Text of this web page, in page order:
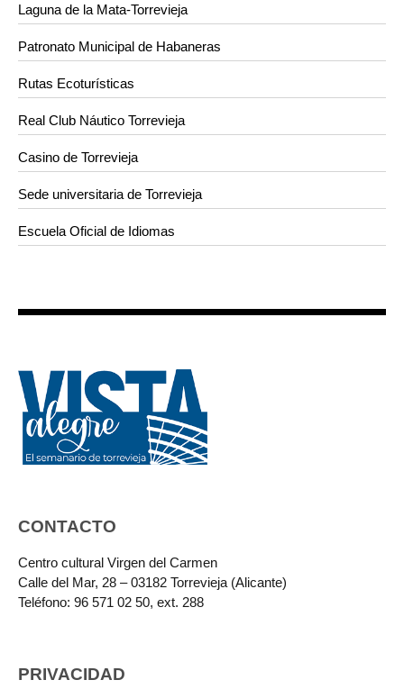
Laguna de la Mata-Torrevieja
Patronato Municipal de Habaneras
Rutas Ecoturísticas
Real Club Náutico Torrevieja
Casino de Torrevieja
Sede universitaria de Torrevieja
Escuela Oficial de Idiomas
CONTACTO
Centro cultural Virgen del Carmen
Calle del Mar, 28 – 03182 Torrevieja (Alicante)
Teléfono: 96 571 02 50, ext. 288
PRIVACIDAD